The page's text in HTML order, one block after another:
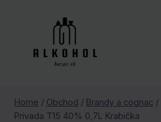
Home / Obchod / Brandy a cognac /
Privada T15 40% 0,7L Krabička